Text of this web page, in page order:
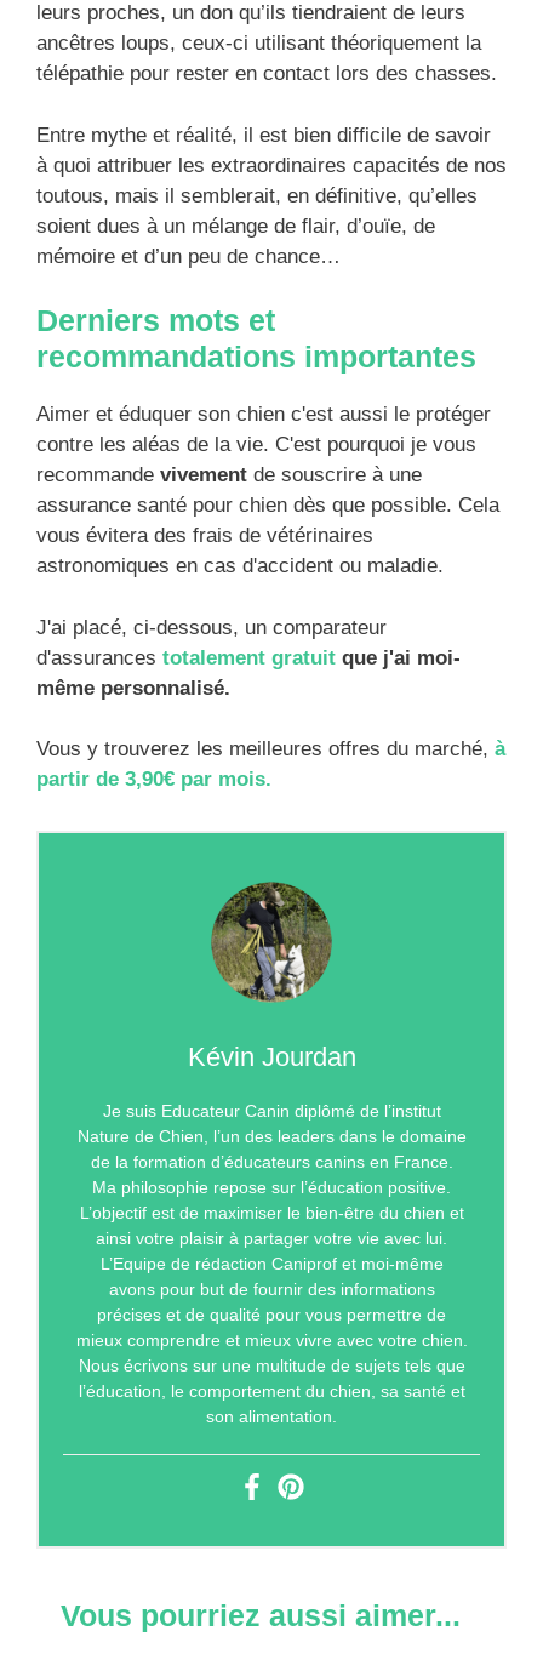
leurs proches, un don qu’ils tiendraient de leurs
ancêtres loups, ceux-ci utilisant théoriquement la
télépathie pour rester en contact lors des chasses.
Entre mythe et réalité, il est bien difficile de savoir
à quoi attribuer les extraordinaires capacités de nos
toutous, mais il semblerait, en définitive, qu’elles
soient dues à un mélange de flair, d’ouïe, de
mémoire et d’un peu de chance…
Derniers mots et
recommandations importantes
Aimer et éduquer son chien c'est aussi le protéger
contre les aléas de la vie. C'est pourquoi je vous
recommande vivement de souscrire à une
assurance santé pour chien dès que possible. Cela
vous évitera des frais de vétérinaires
astronomiques en cas d'accident ou maladie.
J'ai placé, ci-dessous, un comparateur
d'assurances totalement gratuit que j'ai moi-
même personnalisé.
Vous y trouverez les meilleures offres du marché, à
partir de 3,90€ par mois.
Kévin Jourdan
Je suis Educateur Canin diplômé de l’institut
Nature de Chien, l’un des leaders dans le domaine
de la formation d’éducateurs canins en France.
Ma philosophie repose sur l’éducation positive.
L’objectif est de maximiser le bien-être du chien et
ainsi votre plaisir à partager votre vie avec lui.
L’Equipe de rédaction Caniprof et moi-même
avons pour but de fournir des informations
précises et de qualité pour vous permettre de
mieux comprendre et mieux vivre avec votre chien.
Nous écrivons sur une multitude de sujets tels que
l’éducation, le comportement du chien, sa santé et
son alimentation.
Vous pourriez aussi aimer...